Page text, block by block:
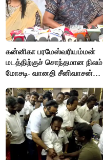
கன்னிகா பரமேஸ்வரியம்மன்
மடத்திற்குச் சொந்தமான நிலம்
மோசடி- வானதி சீனிவாசன்